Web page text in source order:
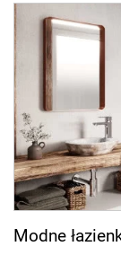
Modne